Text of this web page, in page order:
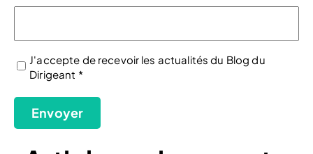
(Nécessaire)
J'accepte de recevoir les actualités du Blog du
Dirigeant *
Envoyer